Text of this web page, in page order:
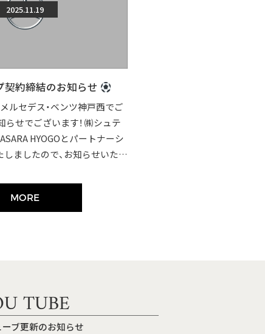
2025.11.19
契約締結のお知らせ
ルセデス・ベンツ神戸西でご
らせでございます！ ㈱シュテ
HYOGOとパートナーシ
ましたので、お知らせいたし
MORE
TUBE
ブ更新のお知らせ